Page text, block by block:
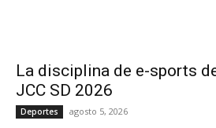
La disciplina de e-sports
JCC SD 2026
Deportes agosto 5, 2026